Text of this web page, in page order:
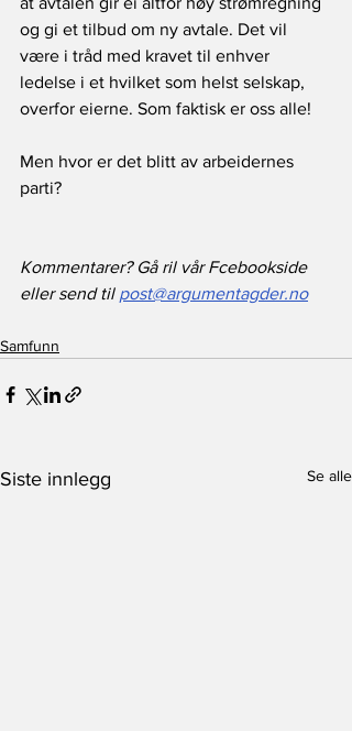
og gi et tilbud om ny avtale. Det vil
være i tråd med kravet til enhver
ledelse i et hvilket som helst selskap,
overfor eierne. Som faktisk er oss alle!
Men hvor er det blitt av arbeidernes
parti?
Kommentarer? Gå ril vår Fcebookside
eller send til post@argumentagder.no
Samfunn
Siste innlegg Se alle